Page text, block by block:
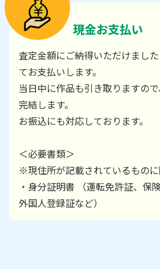
現金お支払い
査定金額にご納得いただけまし
てお支払いします。
当日中に作品も引き取りますの
完結します。
お振込にも対応しております。
＜必要書類＞
※現住所が記載されているものに
・身分証明書 （運転免許証、保
外国人登録証など）